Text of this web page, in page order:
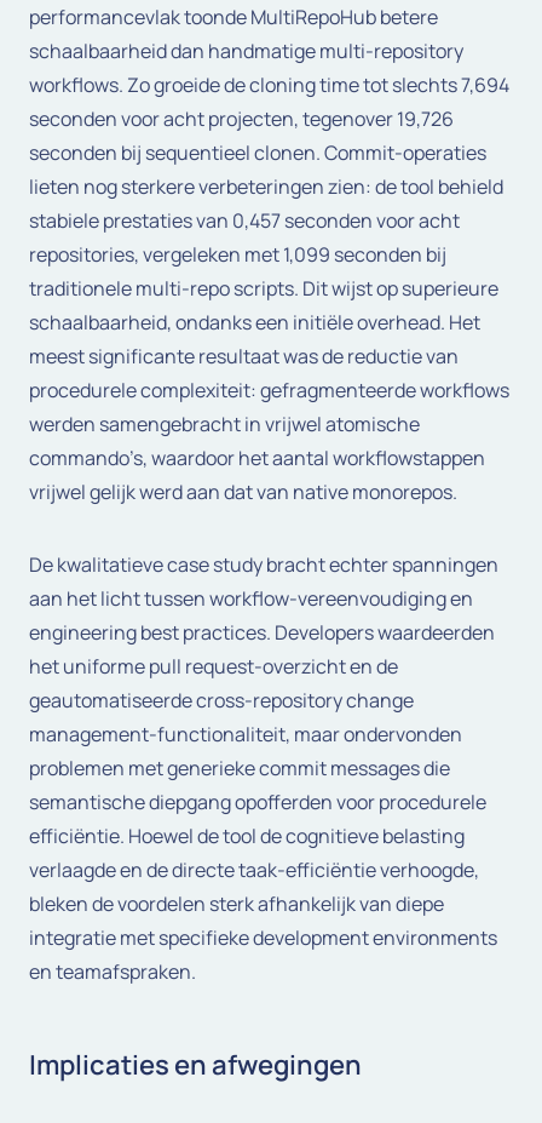
performancevlak toonde MultiRepoHub betere
schaalbaarheid dan handmatige multi-repository
workflows. Zo groeide de cloning time tot slechts 7,694
seconden voor acht projecten, tegenover 19,726
seconden bij sequentieel clonen. Commit-operaties
lieten nog sterkere verbeteringen zien: de tool behield
stabiele prestaties van 0,457 seconden voor acht
repositories, vergeleken met 1,099 seconden bij
traditionele multi-repo scripts. Dit wijst op superieure
schaalbaarheid, ondanks een initiële overhead. Het
meest significante resultaat was de reductie van
procedurele complexiteit: gefragmenteerde workflows
werden samengebracht in vrijwel atomische
commando’s, waardoor het aantal workflowstappen
vrijwel gelijk werd aan dat van native monorepos.
De kwalitatieve case study bracht echter spanningen
aan het licht tussen workflow-vereenvoudiging en
engineering best practices. Developers waardeerden
het uniforme pull request-overzicht en de
geautomatiseerde cross-repository change
management-functionaliteit, maar ondervonden
problemen met generieke commit messages die
semantische diepgang opofferden voor procedurele
efficiëntie. Hoewel de tool de cognitieve belasting
verlaagde en de directe taak-efficiëntie verhoogde,
bleken de voordelen sterk afhankelijk van diepe
integratie met specifieke development environments
en teamafspraken.
Implicaties en afwegingen